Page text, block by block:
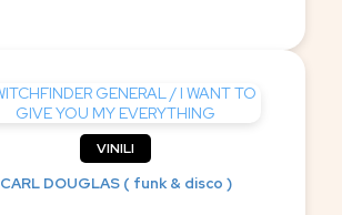
VINILI
CARL DOUGLAS ( funk & disco )